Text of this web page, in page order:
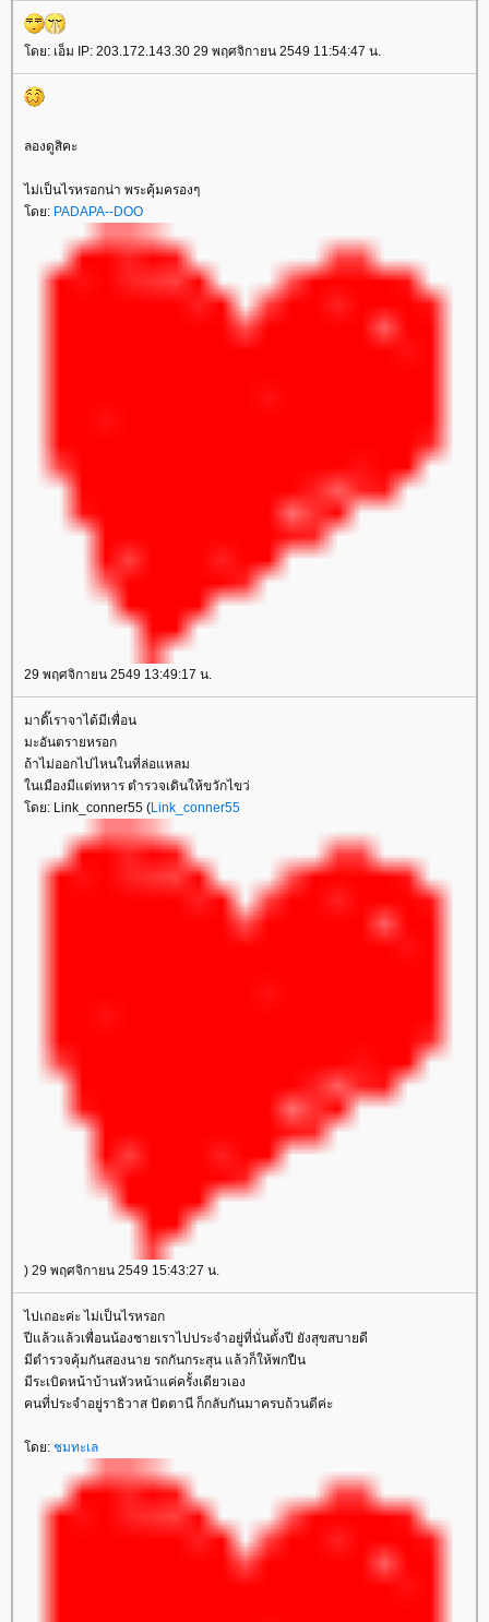
ดย: เอ็ม IP: 203.172.143.30 29 พฤศจิกายน 2549 11:54:47 น.
ลองดูสิคะ
ไม่เป็นไรหรอกน่า พระคุ้มครองๆ
ดย: PADAPA--DOO
29 พฤศจิกายน 2549 13:49:17 น.
มาดิ๊เราจาได้มีเพื่อน
มะอันตรายหรอก
ถ้าไม่ออกไปไหนในที่ล่อแหลม
นเมืองมีแต่ทหาร ตำรวจเดินให้ขวักไขว่
ดย: Link_conner55 (Link_conner55
) 29 พฤศจิกายน 2549 15:43:27 น.
ไปเถอะค่ะ ไม่เป็นไรหรอก
ปีแล้วแล้วเพื่อนน้องชายเราไปประจำอยู่ที่นั่นตั้งปี ยังสุขสบายดี
มีตำรวจคุ้มกันสองนาย รถกันกระสุน แล้วก็ให้พกปืน
มีระเบิดหน้าบ้านหัวหน้าแค่ครั้งเดียวเอง
คนที่ประจำอยู่ราธิวาส ปัตตานี ก็กลับกันมาครบถ้วนดีค่ะ
ดย: ชมทะเล